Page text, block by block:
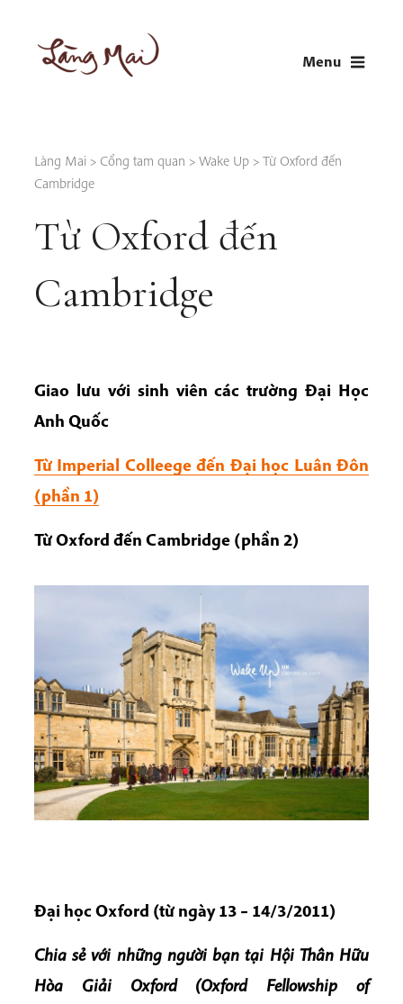
content
Menu
Làng Mai > Cổng tam quan > Wake Up > Từ Oxford đến
Cambridge
Từ Oxford đến
Cambridge
Giao lưu với sinh viên các trường Đại Học
Anh Quốc
Từ Imperial Colleege đến Đại học Luân Đôn
(phần 1)
Từ Oxford đến Cambridge (phần 2)
Đại học Oxford (từ ngày 13 – 14/3/2011)
Chia sẻ với những người bạn tại Hội Thân Hữu
Hòa Giải Oxford (Oxford Fellowship of